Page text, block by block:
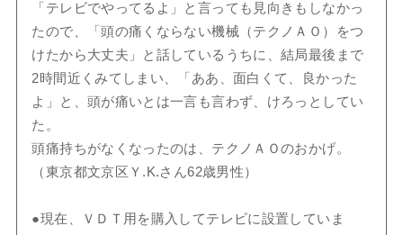
「テレビでやってるよ」と言っても見向きもしなかっ
たので、「頭の痛くならない機械（テクノＡＯ）をつ
けたから大丈夫」と話しているうちに、結局最後まで
2時間近くみてしまい、「ああ、面白くて、良かった
よ」と、頭が痛いとは一言も言わず、けろっとしてい
た。
頭痛持ちがなくなったのは、テクノＡＯのおかげ。
（東京都文京区Ｙ.K.さん62歳男性）
●現在、ＶＤＴ用を購入してテレビに設置していま